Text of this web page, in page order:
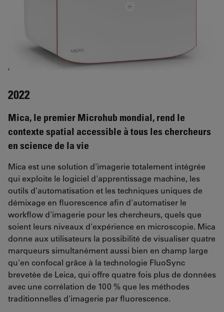
2022
Mica, le premier Microhub mondial, rend le
contexte spatial accessible à tous les chercheurs
en science de la vie
Mica est une solution d'imagerie totalement intégrée
qui exploite le logiciel d'apprentissage machine, les
outils d'automatisation et les techniques uniques de
démixage en fluorescence afin d'automatiser le
workflow d'imagerie pour les chercheurs, quels que
soient leurs niveaux d'expérience en microscopie. Mica
donne aux utilisateurs la possibilité de visualiser quatre
marqueurs simultanément aussi bien en champ large
qu'en confocal grâce à la technologie FluoSync
brevetée de Leica, qui offre quatre fois plus de données
avec une corrélation de 100 % que les méthodes
traditionnelles d'imagerie par fluorescence.